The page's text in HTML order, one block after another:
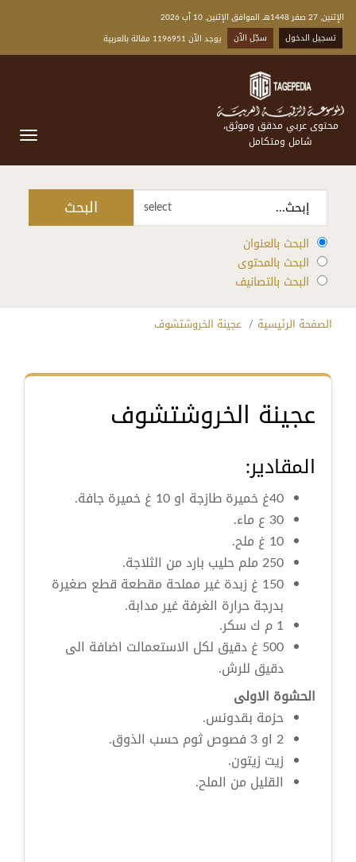
الإثنين, 27 صفر 1448هـ الموافق الإثنين, 10 آب 2026
تسجيل الدخول
سجّل الآن يوجد الآن 1196951 مقالة بالعربية
محتوى عربي مدقق وموثق،
شامل ومتكامل
select البحث
البحث بالعنوان
البحث بالمحتوى
البحث بالتصانيف
الصفحة الرئيسية عجينة الخروشتشوف
عجينة الخروشتشوف
المقادير:
40غ خميرة طازجة او 10 غ خميرة جافة.
30 ع ماء.
10 غ ملح.
250 ملم حليب بارد من الثلاجة.
150 غ زبدة غير مملحة مقطعة قطع صغيرة
بدرجة حرارة الغرفة غير مدابة.
1 م ك سكر.
500 غ دقيق لكل الاستعمالت اضافة الى
دقيق للرش.
الحشوة الاولى
حزمة بقدونس.
2 او 3 فصوص ثوم حسب الذوق.
زيت زيتون.
القليل من الملح.